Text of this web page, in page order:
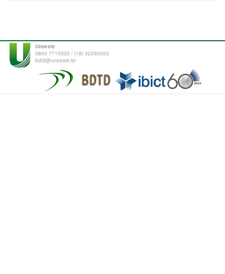
Unoeste
0800 7715533 / (18) 32292003
bdtd@unoeste.br